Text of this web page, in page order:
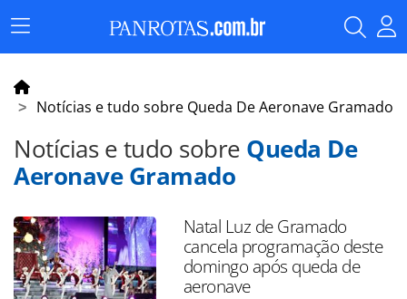
Menu
Principal
Notícias e tudo sobre Queda De Aeronave Gramado
Notícias e tudo sobre Queda De
Aeronave Gramado
Natal Luz de Gramado
cancela programação deste
domingo após queda de
aeronave